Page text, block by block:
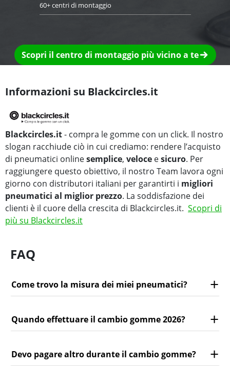
60+ centri di montaggio
Scopri il centro di montaggio più vicino a te
Informazioni su Blackcircles.it
Blackcircles.it- compra le gomme con un click. Il nostro
slogan racchiude ciò in cui crediamo: rendere l’acquisto
di pneumatici onlinesemplice, veloce esicuro. Per
raggiungere questo obiettivo, il nostro Team lavora ogni
giorno con distributori italiani per garantirti i migliori
pneumatici al miglior prezzo. La soddisfazione dei
clienti è il cuore della crescita di Blackcircles.it. Scopri di
più su Blackcircles.it
FAQ
Come trovo la misura dei miei pneumatici?
Quando effettuare il cambio gomme 2026?
Devo pagare altro durante il cambio gomme?